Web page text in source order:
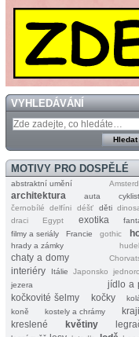
VYHLEDÁVÁNÍ
MOTIVY PRO DOSPĚLÉ
abstraktní umění
architektura auta
černobílé
delfíni déšť děti
draci
Egypt exotika
filmy a seriály
Francie gothic
hrady a zámky
chaty a domy
interiéry Itálie Japonsko
jezera
jídlo a
kočkovité šelmy
kočky
koně
kostely a chrámy
kreslené
květiny